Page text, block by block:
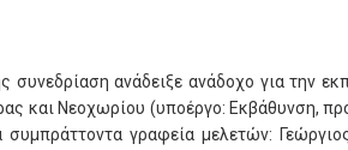
συνεδρίαση ανάδειξε ανάδοχο για την
και Νεοχωρίου (υποέργο: Εκβάθυνση,
γραφεία μελετών: